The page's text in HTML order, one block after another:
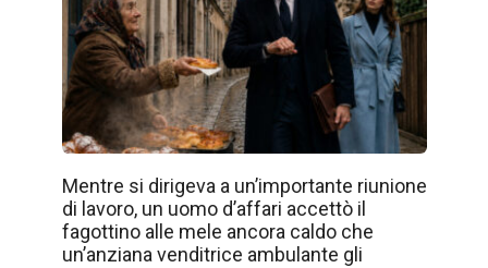
Mentre si dirigeva a un’importante riunione
di lavoro, un uomo d’affari accettò il
fagottino alle mele ancora caldo che
un’anziana venditrice ambulante gli